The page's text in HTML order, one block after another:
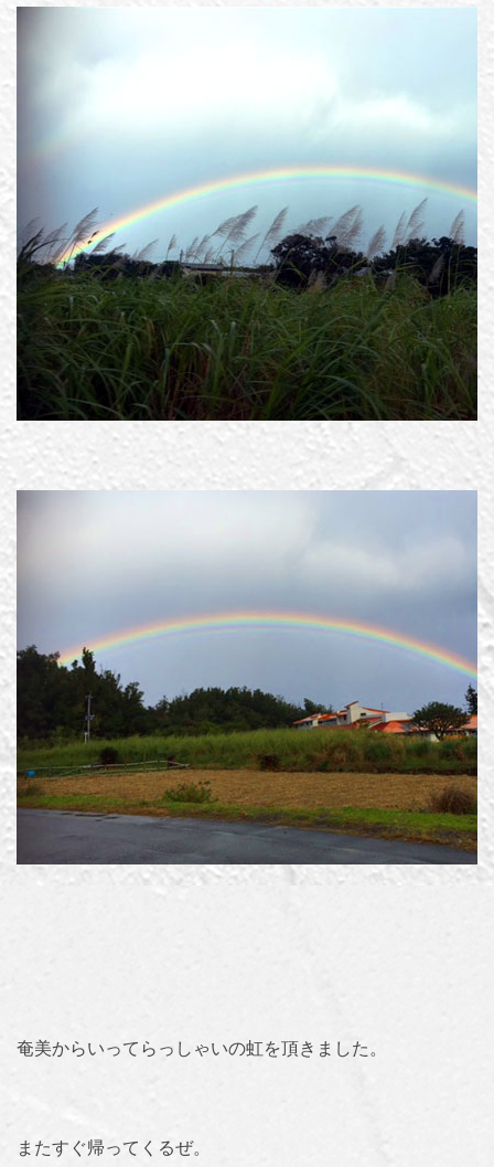
奄美からいってらっしゃいの虹を頂きました。
またすぐ帰ってくるぜ。